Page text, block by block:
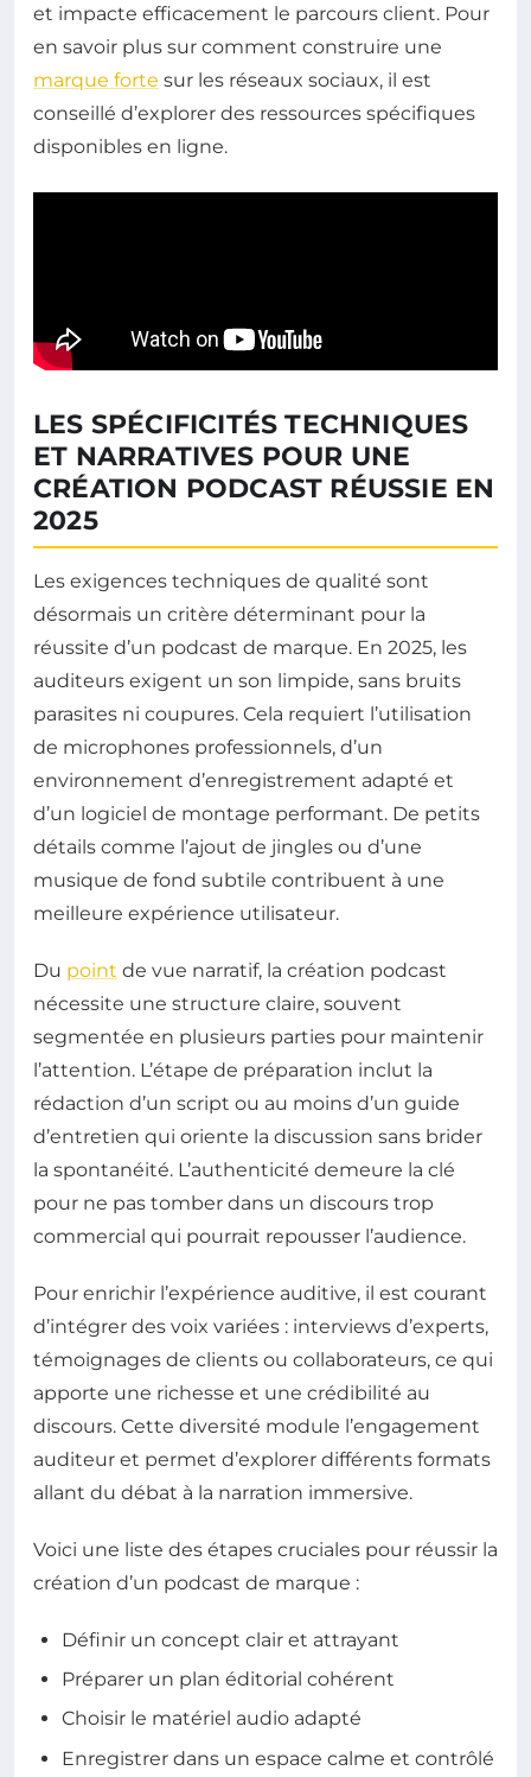
et impacte efficacement le parcours client. Pour
en savoir plus sur comment construire une
marque forte sur les réseaux sociaux, il est
conseillé d’explorer des ressources spécifiques
disponibles en ligne.
LES SPÉCIFICITÉS TECHNIQUES
ET NARRATIVES POUR UNE
CRÉATION PODCAST RÉUSSIE EN
2025
Les exigences techniques de qualité sont
désormais un critère déterminant pour la
réussite d’un podcast de marque. En 2025, les
auditeurs exigent un son limpide, sans bruits
parasites ni coupures. Cela requiert l’utilisation
de microphones professionnels, d’un
environnement d’enregistrement adapté et
d’un logiciel de montage performant. De petits
détails comme l’ajout de jingles ou d’une
musique de fond subtile contribuent à une
meilleure expérience utilisateur.
Du point de vue narratif, la création podcast
nécessite une structure claire, souvent
segmentée en plusieurs parties pour maintenir
l’attention. L’étape de préparation inclut la
rédaction d’un script ou au moins d’un guide
d’entretien qui oriente la discussion sans brider
la spontanéité. L’authenticité demeure la clé
pour ne pas tomber dans un discours trop
commercial qui pourrait repousser l’audience.
Pour enrichir l’expérience auditive, il est courant
d’intégrer des voix variées : interviews d’experts,
témoignages de clients ou collaborateurs, ce qui
apporte une richesse et une crédibilité au
discours. Cette diversité module l’engagement
auditeur et permet d’explorer différents formats
allant du débat à la narration immersive.
Voici une liste des étapes cruciales pour réussir la
création d’un podcast de marque :
Définir un concept clair et attrayant
Préparer un plan éditorial cohérent
Choisir le matériel audio adapté
Enregistrer dans un espace calme et contrôlé